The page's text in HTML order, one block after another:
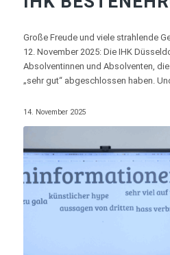
Große Freude und viele strahlende
12. November 2025: Die IHK
Absolventinnen und Absolventen,
„sehr gut“ abgeschlossen haben.
14. November 2025